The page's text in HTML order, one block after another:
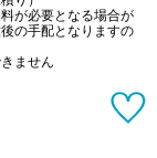
が必要となる場合が
の手配となりますの
ません